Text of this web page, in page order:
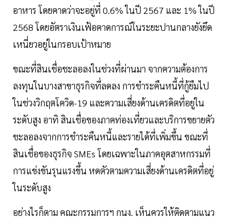
อาหาร โดยคาดว่าจะอยู่ที่ 0.6% ในปี 2567 และ 1% ในปี
2568 โดยอัตราเงินเฟ้อคาดการณ์ในระยะปานกลางยังยึด
เหนี่ยวอยู่ในกรอบเป้าหมาย
ขณะที่สินเชื่อชะลอลงในช่วงที่ผ่านมา จากความต้องการ
ลงทุนในบางสาขาธุรกิจที่ลดลง การชำระคืนหนี้ที่กู้ยืมไป
ในช่วงวิกฤตโควิด-19 และความเสี่ยงด้านเครดิตที่อยู่ใน
ระดับสูง อาทิ สินเชื่อของภาคท่องเที่ยวและบริการขยายตัว
ชะลอลงจากการชำระคืนหนี้และรายได้ที่เพิ่มขึ้น ขณะที่
สินเชื่อของธุรกิจ SMEs โดยเฉพาะในภาคอุตสาหกรรมที่
การแข่งขันรุนแรงขึ้น หดตัวตามความเสี่ยงด้านเครดิตที่อยู่
ในระดับสูง
อย่างไรก็ตาม คณะกรรมการฯ กนง. เห็นควรให้ติดตามแนว